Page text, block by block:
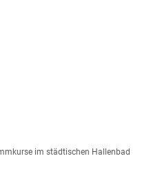
im städtischen Hallenbad